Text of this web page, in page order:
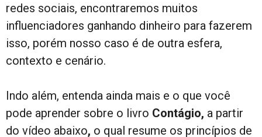
redes sociais, encontraremos muitos
influenciadores ganhando dinheiro para fazerem
isso, porém nosso caso é de outra esfera,
contexto e cenário.
Indo além, entenda ainda mais e o que você
pode aprender sobre o livro Contágio, a partir
do vídeo abaixo, o qual resume os princípios de